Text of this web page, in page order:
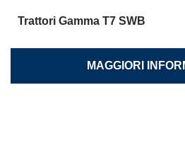
Trattori Gamma T7 SWB
MAGGIORI